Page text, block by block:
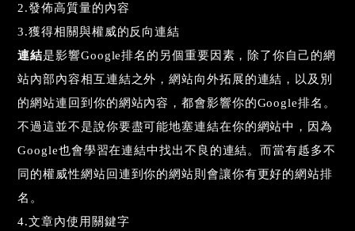
2.發佈高質量的內容
3.獲得相關與權威的反向連結
連結是影響Google排名的另個重要因素，除了你自己的網
站內部內容相互連結之外，網站向外拓展的連結，以及別
的網站連回到你的網站內容，都會影響你的Google排名。
不過這並不是說你要盡可能地塞連結在你的網站中，因為
Google也會學習在連結中找出不良的連結。而當有趆多不
同的權威性網站回連到你的網站則會讓你有更好的網站排
名。
4.文章內使用關鍵字